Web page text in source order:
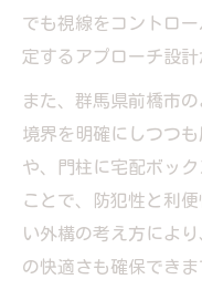
でも視線をコントロ
定するアプローチ設計
また、群馬県前橋市
境界を明確にしつつ
や、門柱に宅配ボッ
ことで、防犯性と利
い外構の考え方によ
の快適さも確保できま